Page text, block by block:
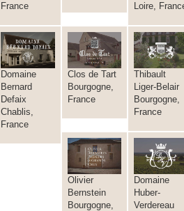
France
Loire,
Domaine
Bernard
Defaix
Chablis,
France
Clos de Tart
Bourgogne,
France
Thibault
Liger-Belair
Bourgogne,
France
Olivier
Bernstein
Bourgogne,
Domaine
Huber-
Verdereau